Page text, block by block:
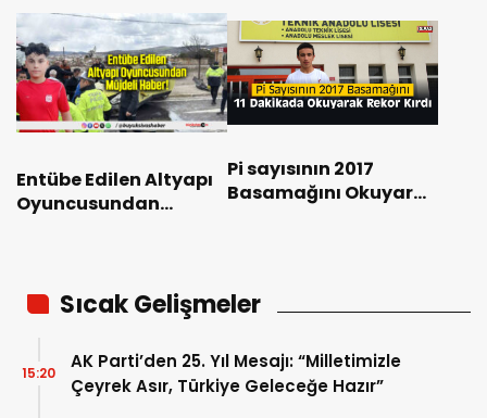
Entübe Edilen Altyapı
Oyuncusundan
Pi sayısının 2017
Basamağını Okuyarak
Sıcak Gelişmeler
AK Parti’den 25. Yıl Mesajı: “Milletimizle
Çeyrek Asır, Türkiye Geleceğe Hazır”
15:20